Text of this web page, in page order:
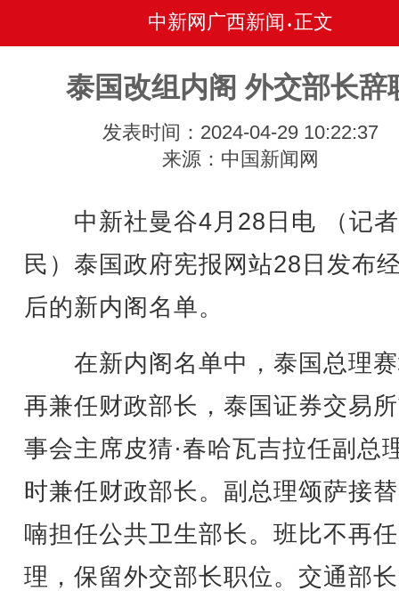
中新网广西新闻 • 正文
泰国改组内阁 外交部长辞
发表时间：2024-04-29 10:22:37
来源：中国新闻网
中新社曼谷4月28日电 （记
民）泰国政府宪报网站28日发布
后的新内阁名单。
在新内阁名单中，泰国总理
再兼任财政部长，泰国证券交易
事会主席皮猜·春哈瓦吉拉任副总
时兼任财政部长。副总理颂萨接
喃担任公共卫生部长。班比不再
理，保留外交部长职位。交通部